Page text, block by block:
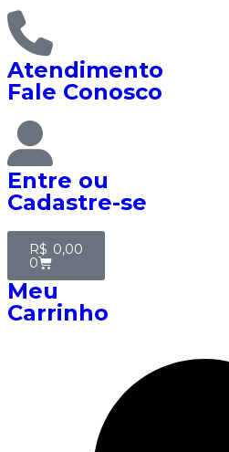
Atendimento
Fale Conosco
Entre ou
Cadastre-se
R$ 0,00
0
Meu
Carrinho